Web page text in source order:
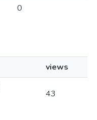
0
views
43